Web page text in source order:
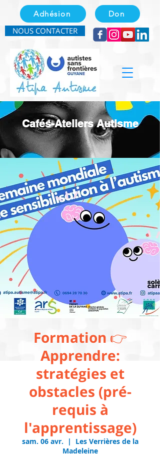
Adhésion Don
NOUS CONTACTER
Cafés-Ateliers Autisme
Formation 👉
Apprendre:
stratégies et
obstacles (pré-
requis à
l'apprentissage)
sam. 06 avr.
  |
Les Verrières de la
Madeleine